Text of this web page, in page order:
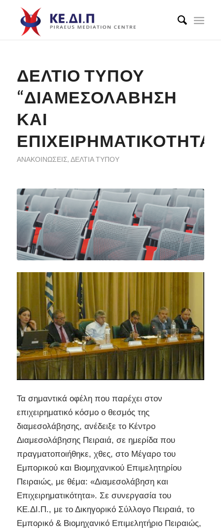
ΔΕΛΤΊΟ ΤΎΠΟΥ
“ΔΙΑΜΕΣΟΛΆΒΗΣΗ
ΚΑΙ
ΕΠΙΧΕΙΡΗΜΑΤΙΚΌΤΗΤΑ”
ΑΝΑΚΟΙΝΏΣΕΙΣ, ΔΕΛΤΊΑ ΤΎΠΟΥ
Τα σημαντικά οφέλη που παρέχει στον
επιχειρηματικό κόσμο ο θεσμός της
διαμεσολάβησης, ανέδειξε το Κέντρο
Διαμεσολάβησης Πειραιά, σε ημερίδα που
πραγματοποιήθηκε, χθες, στο Μέγαρο του
Εμπορικού και Βιομηχανικού Επιμελητηρίου
Πειραιώς, με θέμα: «Διαμεσολάβηση και
Επιχειρηματικότητα». Σε συνεργασία του
ΚΕ.ΔΙ.Π., με το Δικηγορικό Σύλλογο Πειραιά, το
Εμπορικό & Βιομηχανικό Επιμελητήριο Πειραιώς,